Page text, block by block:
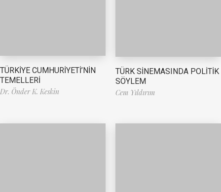
TÜRKİYE CUMHURİYETİ’NİN
TEMELLERİ
Dr. Önder K. Keskin
TÜRK SİNEMASINDA POLİTİK
SÖYLEM
Cem Yıldırım